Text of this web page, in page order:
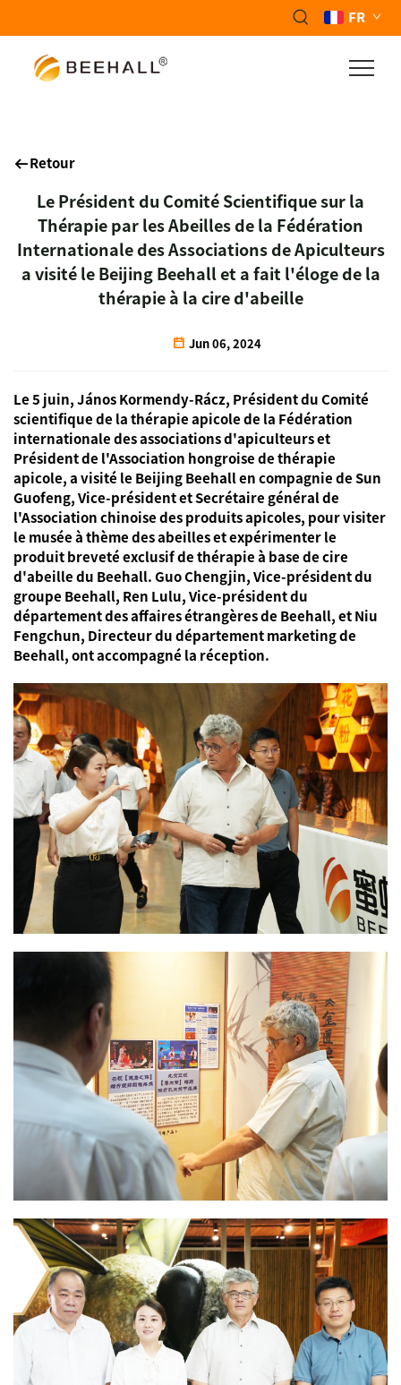
FR
Retour
Le Président du Comité Scientifique sur la
Thérapie par les Abeilles de la Fédération
Internationale des Associations de Apiculteurs
a visité le Beijing Beehall et a fait l'éloge de la
thérapie à la cire d'abeille
Jun 06, 2024
Le 5 juin, János Kormendy-Rácz, Président du Comité
scientifique de la thérapie apicole de la Fédération
internationale des associations d'apiculteurs et
Président de l'Association hongroise de thérapie
apicole, a visité le Beijing Beehall en compagnie de Sun
Guofeng, Vice-président et Secrétaire général de
l'Association chinoise des produits apicoles, pour visiter
le musée à thème des abeilles et expérimenter le
produit breveté exclusif de thérapie à base de cire
d'abeille du Beehall. Guo Chengjin, Vice-président du
groupe Beehall, Ren Lulu, Vice-président du
département des affaires étrangères de Beehall, et Niu
Fengchun, Directeur du département marketing de
Beehall, ont accompagné la réception.